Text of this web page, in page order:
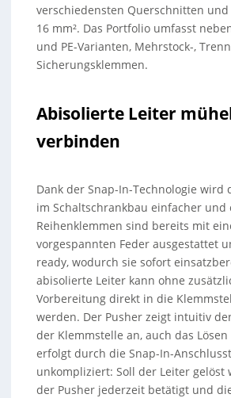
verschiedensten Querschnitten
16 mm². Das Portfolio umfasst
und PE-Varianten, Mehrstock-,
Sicherungsklemmen.
Abisolierte Leiter
verbinden
Dank der Snap-In-Technologie wird
im Schaltschrankbau einfacher und
Reihenklemmen sind bereits mit
vorgespannten Feder ausgestattet
ready, wodurch sie sofort
abisolierte Leiter kann ohne
Vorbereitung direkt in die
werden. Der Pusher zeigt intuitiv
der Klemmstelle an, auch das
erfolgt durch die Snap-In-
unkompliziert: Soll der Leiter gelöst
der Pusher jederzeit betätigt und